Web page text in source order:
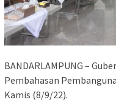
BANDARLAMPUNG –
Pembahasan
Kamis (8/9/22).